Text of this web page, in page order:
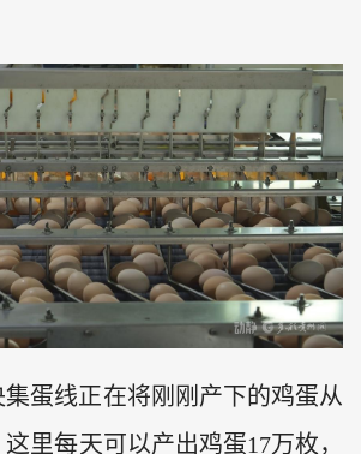
蛋线正在将刚刚产下的鸡蛋从
里每天可以产出鸡蛋17万枚，